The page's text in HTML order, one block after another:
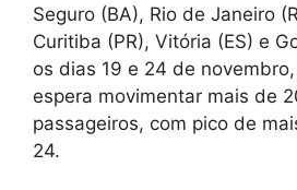
Seguro (BA), Rio de Janeiro
Curitiba (PR), Vitória (ES) e
os dias 19 e 24 de
espera movimentar mais de
passageiros, com pico de
24.